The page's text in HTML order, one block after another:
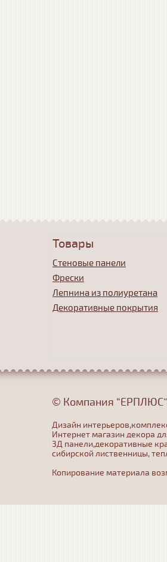
Товары
Стеновые панели
Фрески
Лепнина из полиуретана
Декоративные покрытия
© Компания
Дизайн
Интернет магазин декора
3Д панели,декоративные
сибирской лиственницы,
Копирование материала